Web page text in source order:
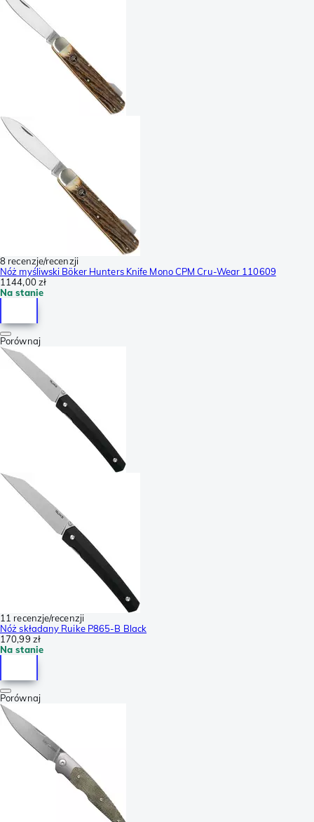
8 recenzje/recenzji
Nóż myśliwski Böker Hunters Knife Mono CPM Cru-Wear 110609
1144,00 zł
Na stanie
Porównaj
11 recenzje/recenzji
Nóż składany Ruike P865-B Black
170,99 zł
Na stanie
Porównaj